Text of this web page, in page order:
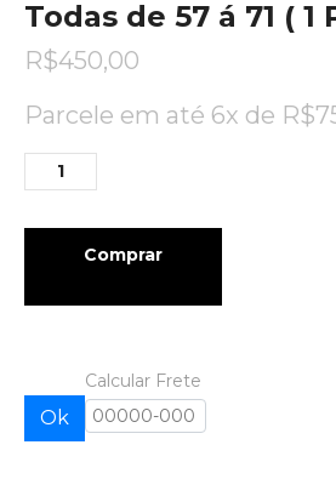
Todas de 57 á 71 ( 1
R$450,00
Parcele em até 6x de R$
Comprar
Calcular Frete
Ok